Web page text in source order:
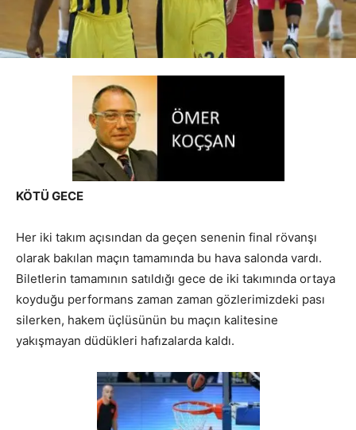
KÖTÜ GECE
Her iki takım açısından da geçen senenin final rövanşı
olarak bakılan maçın tamamında bu hava salonda vardı.
Biletlerin tamamının satıldığı gece de iki takımında ortaya
koyduğu performans zaman zaman gözlerimizdeki pası
silerken, hakem üçlüsünün bu maçın kalitesine
yakışmayan düdükleri hafızalarda kaldı.